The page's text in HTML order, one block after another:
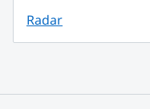
Radar